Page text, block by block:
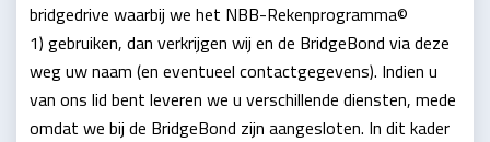
bridgedrive waarbij we het NBB-Rekenprogramma©
1) gebruiken, dan verkrijgen wij en de BridgeBond via deze
weg uw naam (en eventueel contactgegevens). Indien u
van ons lid bent leveren we u verschillende diensten, mede
omdat we bij de BridgeBond zijn aangesloten. In dit kader